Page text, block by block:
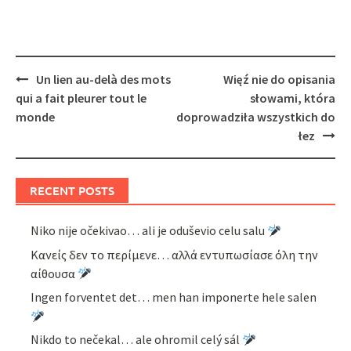
Post
navigation
Un lien au-delà des mots
qui a fait pleurer tout le
monde
Więź nie do opisania
słowami, która
doprowadziła wszystkich do
łez
RECENT POSTS
Niko nije očekivao… ali je oduševio celu salu
Κανείς δεν το περίμενε… αλλά εντυπωσίασε όλη την
αίθουσα
Ingen forventet det… men han imponerte hele salen
Nikdo to nečekal… ale ohromil celý sál